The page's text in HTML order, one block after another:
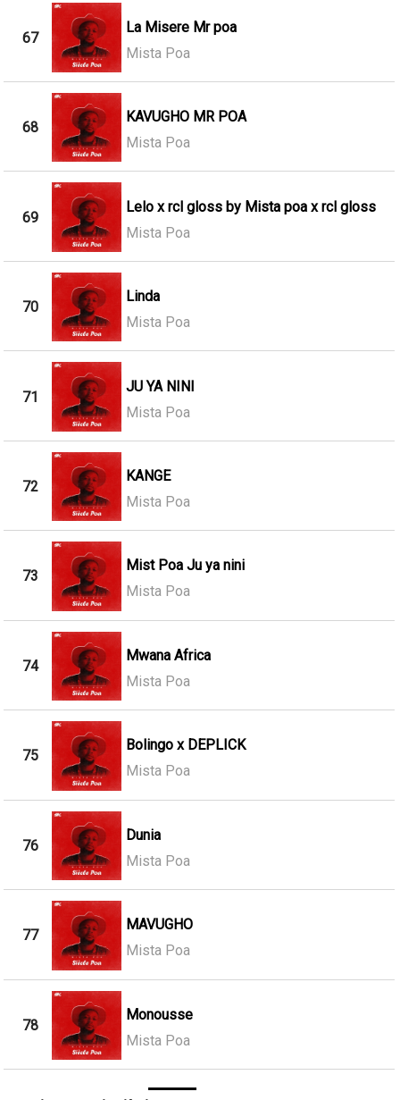
67
La Misere Mr poa
Mista Poa
68
KAVUGHO MR POA
Mista Poa
69
Lelo x rcl gloss by Mista poa x rcl gloss
Mista Poa
70
Linda
Mista Poa
71
JU YA NINI
Mista Poa
72
KANGE
Mista Poa
73
Mist Poa Ju ya nini
Mista Poa
74
Mwana Africa
Mista Poa
75
Bolingo x DEPLICK
Mista Poa
76
Dunia
Mista Poa
77
MAVUGHO
Mista Poa
78
Monousse
Mista Poa